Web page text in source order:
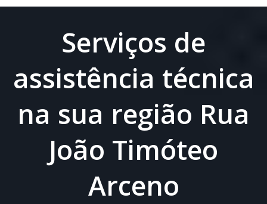
Serviços de
assistência técnica
na sua região Rua
João Timóteo
Arceno